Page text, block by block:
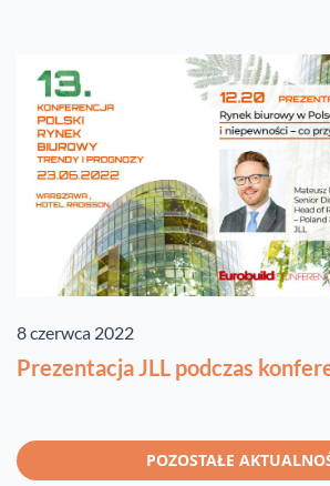
8 czerwca 2022
Prezentacja JLL podczas
POZOSTAŁE